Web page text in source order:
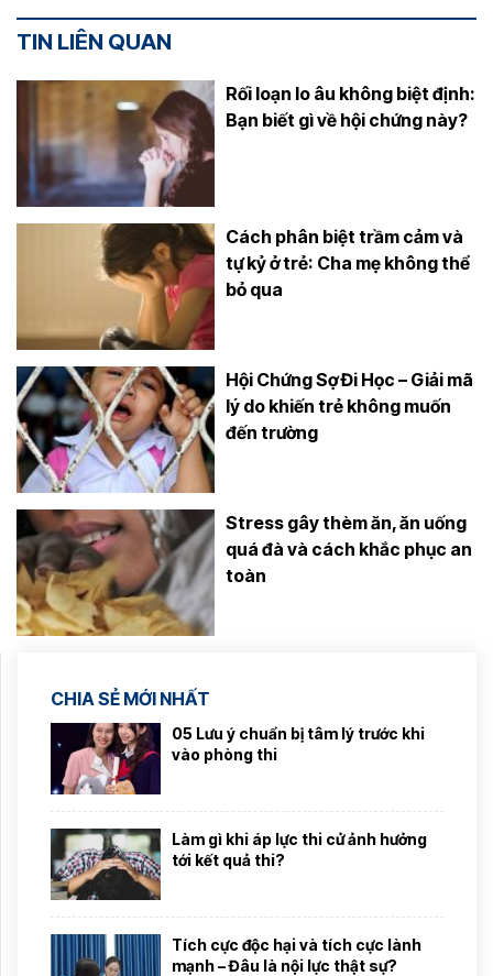
TIN LIÊN QUAN
Rối loạn lo âu không biệt định:
Bạn biết gì về hội chứng này?
Cách phân biệt trầm cảm và
tự kỷ ở trẻ: Cha mẹ không thể
bỏ qua
Hội Chứng Sợ Đi Học – Giải mã
lý do khiến trẻ không muốn
đến trường
Stress gây thèm ăn, ăn uống
quá đà và cách khắc phục an
toàn
CHIA SẺ MỚI NHẤT
05 Lưu ý chuẩn bị tâm lý trước khi
vào phòng thi
Làm gì khi áp lực thi cử ảnh hưởng
tới kết quả thi?
Tích cực độc hại và tích cực lành
mạnh – Đâu là nội lực thật sự?